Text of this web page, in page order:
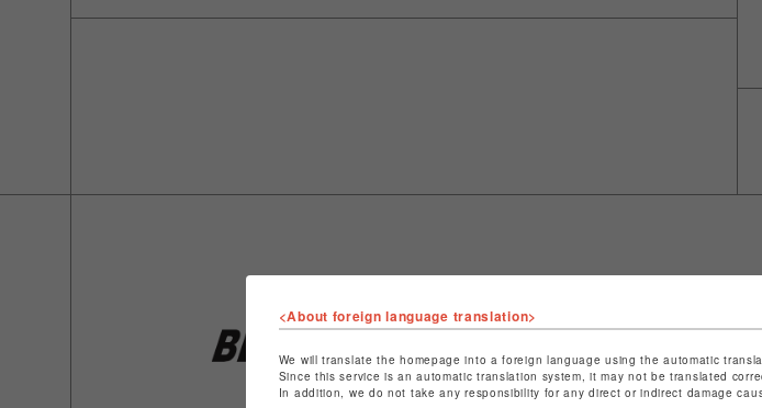
店舗名
池袋PARCO
特定商取引法など法令に基づく表記は
ショップお問い合わせはこちら
<About foreign language translation>
We will translate the homepage into a foreign language using the automatic
Since this service is an automatic translation system, it may not be translated
In addition, we do not take any responsibility for any direct or indirect damage